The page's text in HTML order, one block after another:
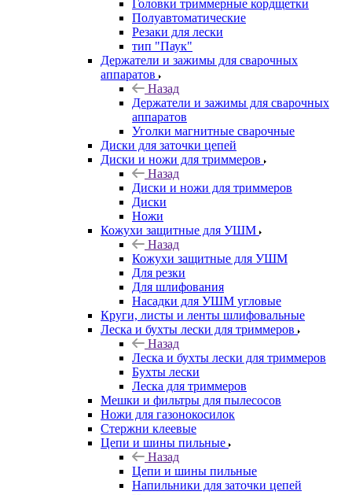
Головки триммерные кордщетки
Полуавтоматические
Резаки для лески
тип "Паук"
Держатели и зажимы для сварочных
аппаратов
Назад
Держатели и зажимы для сварочных
аппаратов
Уголки магнитные сварочные
Диски для заточки цепей
Диски и ножи для триммеров
Назад
Диски и ножи для триммеров
Диски
Ножи
Кожухи защитные для УШМ
Назад
Кожухи защитные для УШМ
Для резки
Для шлифования
Насадки для УШМ угловые
Круги, листы и ленты шлифовальные
Леска и бухты лески для триммеров
Назад
Леска и бухты лески для триммеров
Бухты лески
Леска для триммеров
Мешки и фильтры для пылесосов
Ножи для газонокосилок
Стержни клеевые
Цепи и шины пильные
Назад
Цепи и шины пильные
Напильники для заточки цепей